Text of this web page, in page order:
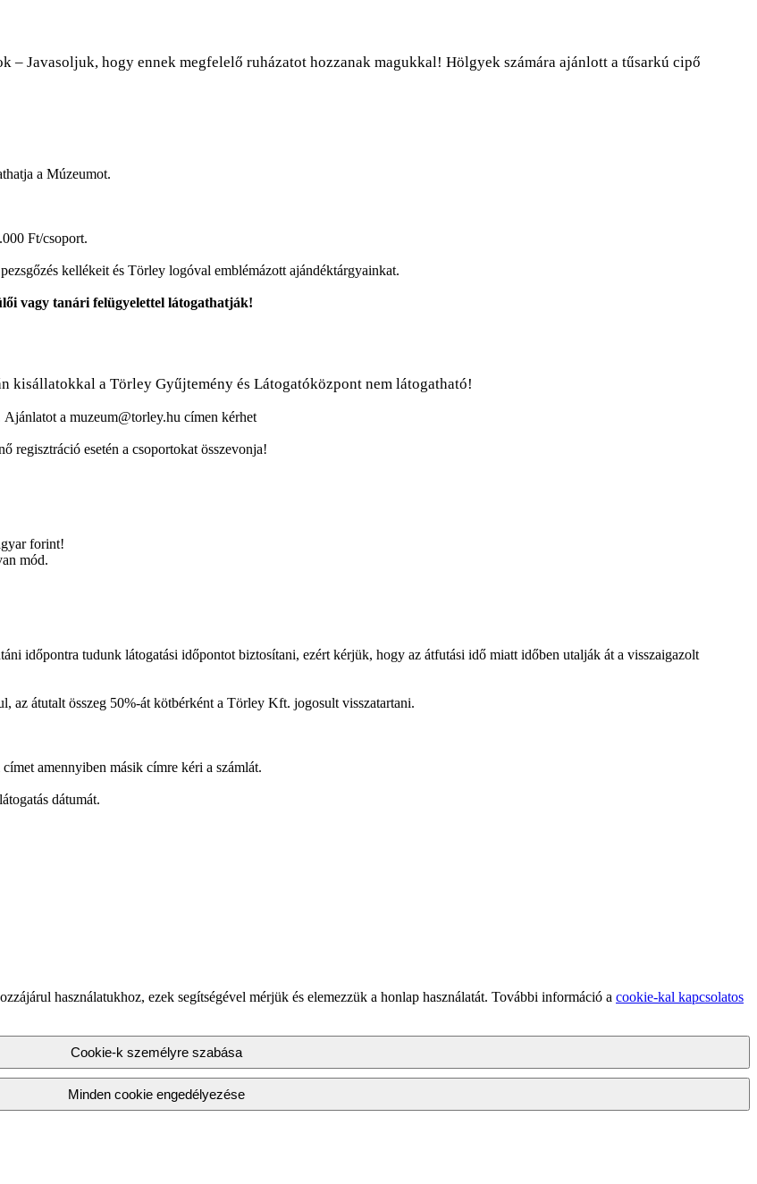
Javasoljuk, hogy ennek megfelelő ruházatot hozzanak magukkal! Hölgyek számára ajánlott a tűsarkú cipő
a Múzeumot.
Ft/csoport.
kellékeit és Törley logóval emblémázott ajándéktárgyainkat.
vagy tanári felügyelettel látogathatják!
a Törley Gyűjtemény és Látogatóközpont nem látogatható!
Ajánlatot a muzeum@torley.hu címen kérhet
regisztráció esetén a csoportokat összevonja!
forint!
mód.
időpontra tudunk látogatási időpontot biztosítani, ezért kérjük, hogy az átfutási idő miatt időben utalják át a visszaigazolt
az átutalt összeg 50%-át kötbérként a Törley Kft. jogosult visszatartani.
amennyiben másik címre kéri a számlát.
dátumát.
használatukhoz, ezek segítségével mérjük és elemezzük a honlap használatát. További információ a cookie-kal kapcsolatos
Cookie-k személyre szabása
Minden cookie engedélyezése